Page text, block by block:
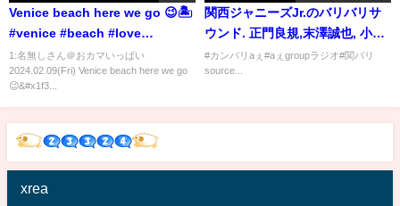
Venice beach here we go 😉🏝️
#venice #beach #love
#wonderful #gay
1:名無しさん＠おカマいっぱい
2024.02.09(Fri) Venice beach here we go
😉&#x1f3...
関西ジャニーズJr.のバリバリサ
ウンド. 正門良規,末澤誠也, 小島
健 (Aぇ! group) 2023.01.10
#カンバリaぇ#aぇgroupラジオ#関バリ
source...
xrea